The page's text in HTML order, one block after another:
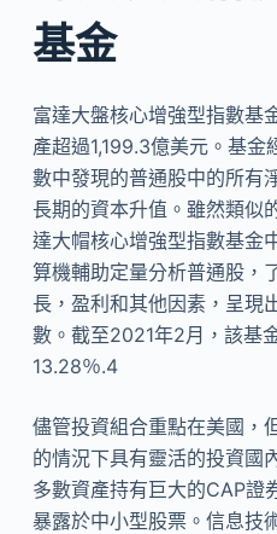
基金
富達大盤核心增強型指數基
產超過1,199.3億美元。基
數中發現的普通股中的所有
長期的資本升值。雖然類似
達大帽核心增強型指數基金
算機輔助定量分析普通股，
長，盈利和其他因素，呈現
數。截至2021年2月，該基
13.28％.4
儘管投資組合重點在美國，
的情況下具有靈活的投資國
多數資產持有巨大的CAP證
暴露於中小型股票。信息技